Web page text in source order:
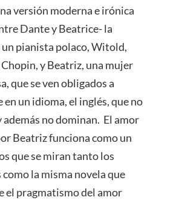
versión moderna e irónica
Dante y Beatrice- la
pianista polaco, Witold,
y Beatriz, una mujer
que se ven obligados a
en un idioma, el inglés, que no
además no dominan. El amor
Beatriz funciona como un
que se miran tanto los
la misma novela que
el pragmatismo del amor